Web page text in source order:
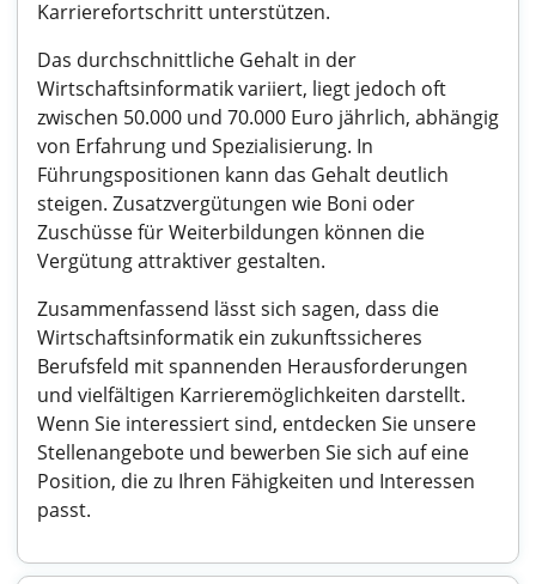
Karrierefortschritt unterstützen.
Das durchschnittliche Gehalt in der
Wirtschaftsinformatik variiert, liegt jedoch oft
zwischen 50.000 und 70.000 Euro jährlich, abhängig
von Erfahrung und Spezialisierung. In
Führungspositionen kann das Gehalt deutlich
steigen. Zusatzvergütungen wie Boni oder
Zuschüsse für Weiterbildungen können die
Vergütung attraktiver gestalten.
Zusammenfassend lässt sich sagen, dass die
Wirtschaftsinformatik ein zukunftssicheres
Berufsfeld mit spannenden Herausforderungen
und vielfältigen Karrieremöglichkeiten darstellt.
Wenn Sie interessiert sind, entdecken Sie unsere
Stellenangebote und bewerben Sie sich auf eine
Position, die zu Ihren Fähigkeiten und Interessen
passt.